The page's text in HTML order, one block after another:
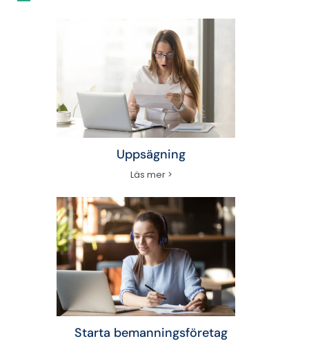
Uppsägning
Läs mer >
Starta bemanningsföretag